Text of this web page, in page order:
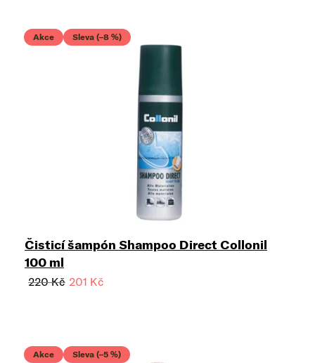
Akce Sleva (–8 %)
Čisticí šampón Shampoo Direct Collonil
100 ml
220 Kč 201 Kč
Akce Sleva (–5 %)